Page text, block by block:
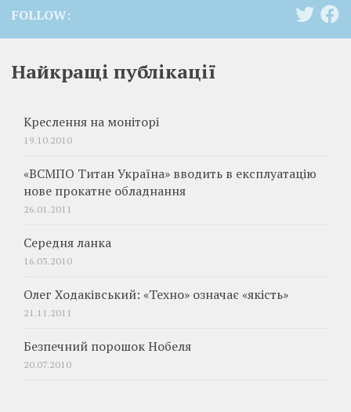
FOLLOW:
Найкращі публікації
Креслення на моніторі
19.10.2010
«ВСМПО Титан Україна» вводить в експлуатацію
нове прокатне обладнання
26.01.2011
Середня ланка
16.03.2010
Олег Ходаківський: «Техно» означає «якість»
21.11.2011
Безпечний порошок Нобеля
20.07.2010